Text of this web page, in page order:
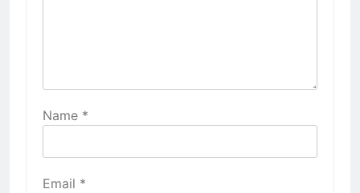
Name *
Email *